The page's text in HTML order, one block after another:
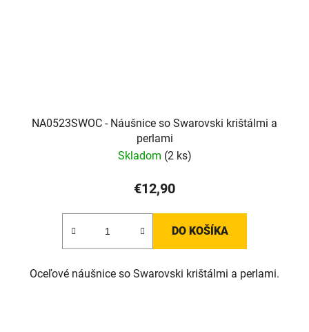
NA0523SWOC - Náušnice so Swarovski krištálmi a
perlami
Skladom (2 ks)
€12,90
DO KOŠÍKA
Oceľové náušnice so Swarovski krištálmi a perlami.